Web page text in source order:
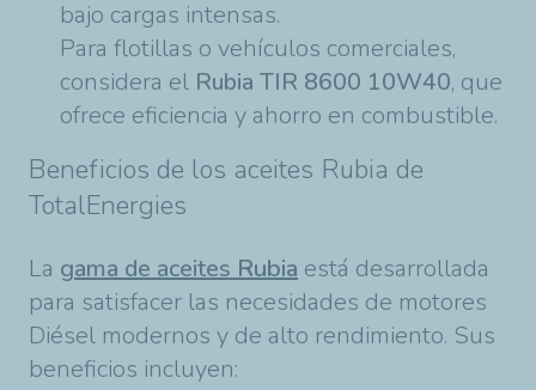
bajo cargas intensas.
Para flotillas o vehículos comerciales,
considera el Rubia TIR 8600 10W40, que
ofrece eficiencia y ahorro en combustible.
Beneficios de los aceites Rubia de
TotalEnergies
La gama de aceites Rubia está desarrollada
para satisfacer las necesidades de motores
Diésel modernos y de alto rendimiento. Sus
beneficios incluyen: